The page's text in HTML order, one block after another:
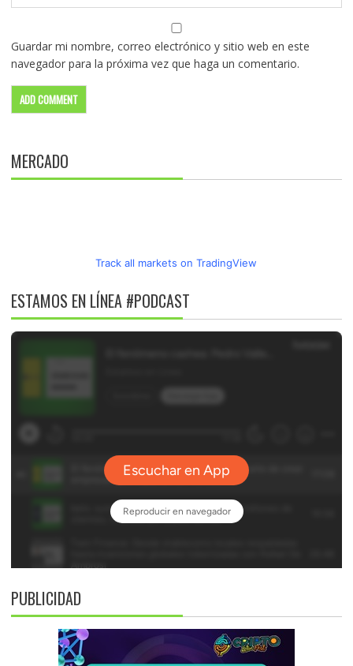
Guardar mi nombre, correo electrónico y sitio web en este
navegador para la próxima vez que haga un comentario.
MERCADO
Track all markets on TradingView
ESTAMOS EN LÍNEA #PODCAST
PUBLICIDAD